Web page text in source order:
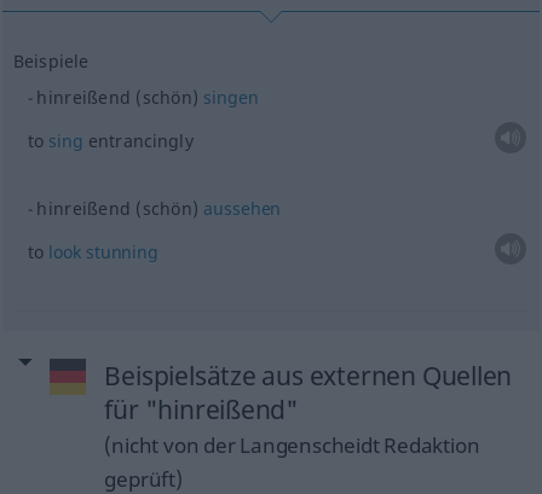
Beispiele
hinreißend (schön) singen
to sing entrancingly
hinreißend (schön) aussehen
to look stunning
Beispielsätze aus externen Quellen
für "hinreißend"
(nicht von der Langenscheidt Redaktion
geprüft)